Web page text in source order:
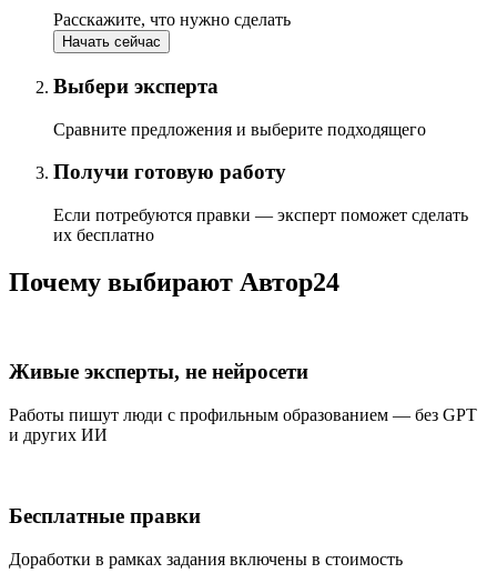
Расскажите, что нужно сделать
Начать сейчас
Выбери эксперта
Сравните предложения и выберите подходящего
Получи готовую работу
Если потребуются правки — эксперт поможет сделать
их бесплатно
Почему выбирают Автор24
Живые эксперты, не нейросети
Работы пишут люди с профильным образованием — без GPT
и других ИИ
Бесплатные правки
Доработки в рамках задания включены в стоимость